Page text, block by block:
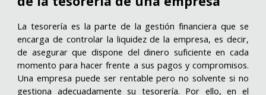
Latesorería es la parte de la gestión financiera que se
encarga decontrolar la liquidez de la empresa, es decir,
de asegurar que dispone del dinero suficiente en cada
momento para hacer frente a sus pagos y compromisos.
Una empresa puede ser rentable pero no solvente si no
gestiona adecuadamente su tesorería. Por ello, en el